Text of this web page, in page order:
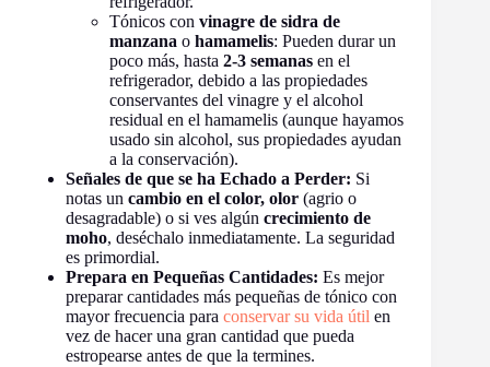
Tónicos con vinagre de sidra de
manzana o hamamelis: Pueden durar un
poco más, hasta 2-3 semanas en el
refrigerador, debido a las propiedades
conservantes del vinagre y el alcohol
residual en el hamamelis (aunque hayamos
usado sin alcohol, sus propiedades ayudan
a la conservación).
Señales de que se ha Echado a Perder: Si
notas un cambio en el color, olor (agrio o
desagradable) o si ves algún crecimiento de
moho, deséchalo inmediatamente. La seguridad
es primordial.
Prepara en Pequeñas Cantidades: Es mejor
preparar cantidades más pequeñas de tónico con
mayor frecuencia para conservar su vida útil en
vez de hacer una gran cantidad que pueda
estropearse antes de que la termines.